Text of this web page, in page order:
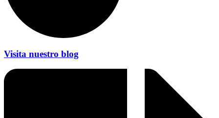
Visita nuestro blog